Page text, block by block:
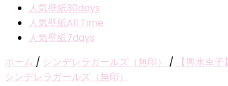
人気壁紙30days
人気壁紙All Time
人気壁紙7days
ホーム / シンデレラガールズ（無印） /
【輿水幸
シンデレラガールズ（無印）